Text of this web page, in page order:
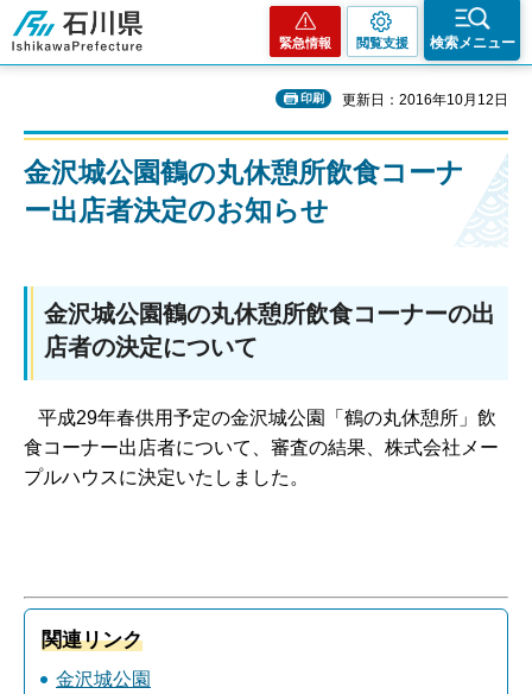
石川県
緊急情報 閲覧支援 検索メニュー
印刷 更新日：2016年10月12日
金沢城公園鶴の丸休憩所飲食コーナ
ー出店者決定のお知らせ
金沢城公園鶴の丸休憩所飲食コーナーの出
店者の決定について
平成29年春供用予定の金沢城公園「鶴の丸休憩所」飲
食コーナー出店者について、審査の結果、株式会社メー
プルハウスに決定いたしました。
関連リンク
金沢城公園